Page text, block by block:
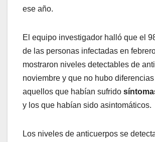
ese año.
El equipo investigador halló que el
de las personas infectadas en
mostraron niveles detectables de
noviembre y que no hubo
aquellos que habían sufrido
y los que habían sido asintomáticos.
Los niveles de anticuerpos se